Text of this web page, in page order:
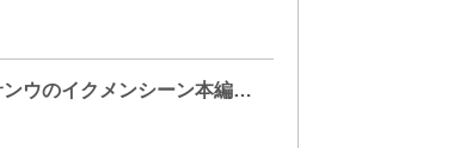
映画『探偵なふたり：リターンズ』 クォン・サンウのイクメンシーン本編映像解禁！